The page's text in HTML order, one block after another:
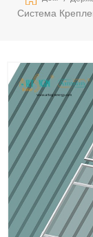
Система